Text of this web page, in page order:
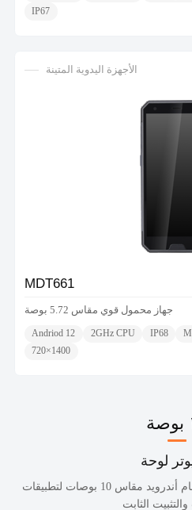
IP67
الأجهزة اليدوية المتينة
MDT661
جهاز محمول قوي مقاس 5.72 بوصة
Andriod 12 2GHz CPU IP68
720×1400
لوحة
كمبيوتر لوحي صناعي يعمل بنظام أندرويد مقاس 10 بوصات لتطبيقات
الثابت